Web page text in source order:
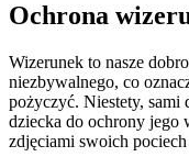
Ochrona
Wizerunek to nasze
niezbywalnego, co
pożyczyć. Niestety, sami
dziecka do ochrony jego
zdjęciami swoich